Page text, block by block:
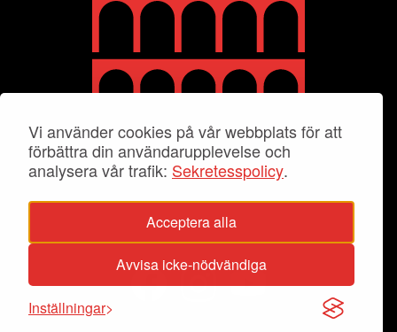
Vi använder cookies på vår webbplats för att
förbättra din användarupplevelse och
analysera vår trafik: Sekretesspolicy.
Acceptera alla
Avvisa icke-nödvändiga
Inställningar